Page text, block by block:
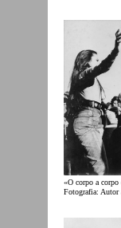
«O corpo a
Fotografia: Autor